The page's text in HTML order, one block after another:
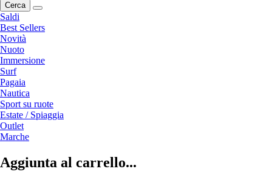
Cerca
Saldi
Best Sellers
Novità
Nuoto
Immersione
Surf
Pagaia
Nautica
Sport su ruote
Estate / Spiaggia
Outlet
Marche
Aggiunta al carrello...